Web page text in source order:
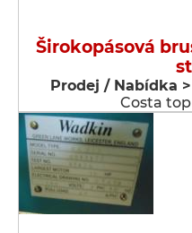
Širokopásová
Prodej / Nabídka
Costa